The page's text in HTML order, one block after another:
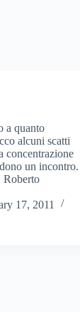
a quanto
alcuni scatti
concentrazione
un incontro.
Roberto
17, 2011